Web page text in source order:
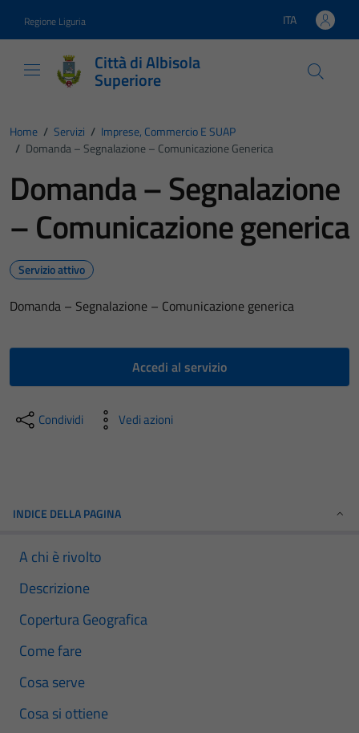
Regione Liguria Lingua attiva:
ITA
Città di Albisola
Superiore
Home / Servizi / Imprese, Commercio E SUAP
/ Domanda – Segnalazione – Comunicazione Generica
Domanda – Segnalazione
– Comunicazione generica
Servizio attivo
Domanda – Segnalazione – Comunicazione generica
Accedi al servizio
Condividi Vedi azioni
INDICE DELLA PAGINA
A chi è rivolto
Descrizione
Copertura Geografica
Come fare
Cosa serve
Cosa si ottiene